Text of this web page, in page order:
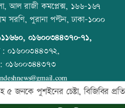
এশিয়া কাপে সহজ গ্রুপে বাংলাদেশ
নেতাকে লক্ষ্য করে গুলি, সহযোগী
ঘিরে ভাইরাল ভিডিওতে ছবি
জুড়ে অপপ্রচার: এলিন
হাদিসে নামাজ না পড়ার শাস্তি
আল রাজী কমপ্লেক্স, ১৬৬-১৬৭
সরণি, পুরানা পল্টন, ঢাকা-১০০০
, ০১৬০০৩৪৪৩৭০-৭১,
০১৬০০৩৪৪৩৭২,
০১৬০০৩৪৪৩৭৩
কর্তৃক সর্বসত্ব ® সংরক্ষিত | উন্নয়নে
চেষ্টা, বিজিবির প্রতিরোধে